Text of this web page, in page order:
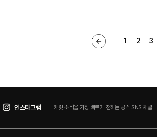
1 2 3
인스타그램 캐릿 소식을 가장 빠르게 전하는 공식 SNS 채널